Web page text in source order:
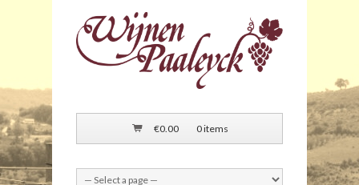
€0.00 0 items